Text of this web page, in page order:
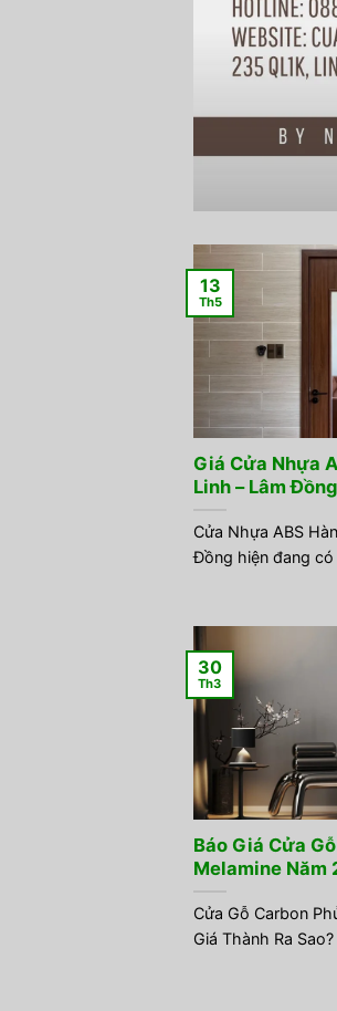
Giá Cửa Nhựa
Linh – Lâm Đồng
Cửa Nhựa ABS
Đồng hiện đang có
13
Th5
Báo Giá Cửa
Melamine Năm
Cửa Gỗ Carbon
Giá Thành Ra
30
Th3